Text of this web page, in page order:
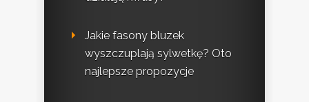
Jakie fasony bluzek
wyszczuplają sylwetkę? Oto
najlepsze propozycje